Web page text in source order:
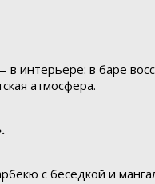
в интерьере: в баре
атмосфера.
с беседкой и